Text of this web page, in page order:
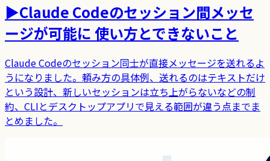
▶Claude Codeのセッション間メッセ
ージが可能に 使い方とできないこと
Claude Codeのセッション同士が直接メッセージを送れるよ
うになりました。頼み方の具体例、送れるのはテキストだけ
という設計、新しいセッションは立ち上がらないなどの制
約、CLIとデスクトップアプリで見える範囲が違う点までま
とめました。